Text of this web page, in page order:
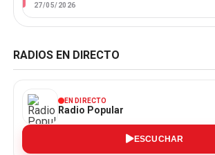
27/05/2026
RADIOS EN DIRECTO
EN DIRECTO
Radio Popular
ESCUCHAR